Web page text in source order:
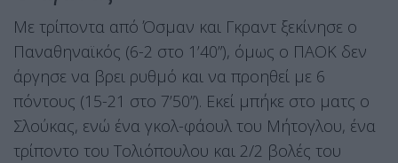
Με τρίποντα από Όσμαν και Γκραντ ξεκίνησε ο
Παναθηναϊκός (6-2 στο 1’40”), όμως ο ΠΑΟΚ δεν
άργησε να βρει ρυθμό και να προηθεί με 6
πόντους (15-21 στο 7’50”). Εκεί μπήκε στο ματς ο
Σλούκας, ενώ ένα γκολ-φάουλ του Μήτογλου, ένα
τρίποντο του Τολιόπουλου και 2/2 βολές του